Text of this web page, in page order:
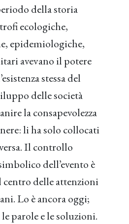
della storia
ecologiche,
epidemiologiche,
avevano il potere
stessa del
delle società
la consapevolezza
li ha solo collocati
Il controllo
dell’evento è
centro delle attenzioni
Lo è ancora oggi;
parole e le soluzioni.